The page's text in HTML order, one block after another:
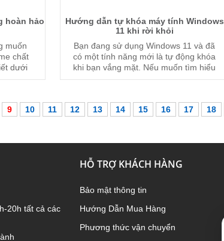
hoàn hảo
muốn
chất
dưới
thêm.
Hướng dẫn tự khóa máy tính Windows
11 khi rời khỏi
Bạn đang sử dụng Windows 11 và đã
có một tính năng mới là tự động khóa
khi bạn vắng mặt. Nếu muốn tìm hiểu
thêm về vấn đề này hãy theo dõi bài
9 10 11 12 13 14 15 16 17 18
20h tất cả các
HỖ TRỢ KHÁCH HÀNG
Bảo mật thông tin
Hướng Dẫn Mua Hàng
Phương thức vận chuyển